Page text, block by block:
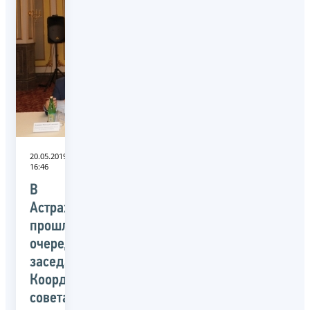
20.05.2019
16:46
В
Астрахани
прошло
очередное
заседание
Координационного
совета